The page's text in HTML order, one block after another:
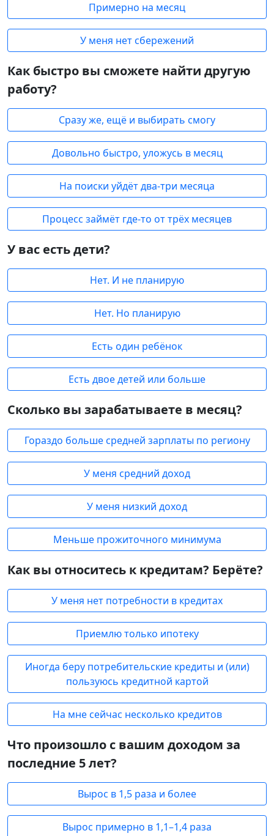
Примерно на месяц
У меня нет сбережений
Как быстро вы сможете найти другую
работу?
Сразу же, ещё и выбирать смогу
Довольно быстро, уложусь в месяц
На поиски уйдёт два-три месяца
Процесс займёт где-то от трёх месяцев
У вас есть дети?
Нет. И не планирую
Нет. Но планирую
Есть один ребёнок
Есть двое детей или больше
Сколько вы зарабатываете в месяц?
Гораздо больше средней зарплаты по региону
У меня средний доход
У меня низкий доход
Меньше прожиточного минимума
Как вы относитесь к кредитам? Берёте?
У меня нет потребности в кредитах
Приемлю только ипотеку
Иногда беру потребительские кредиты и (или)
пользуюсь кредитной картой
На мне сейчас несколько кредитов
Что произошло с вашим доходом за
последние 5 лет?
Вырос в 1,5 раза и более
Вырос примерно в 1,1–1,4 раза